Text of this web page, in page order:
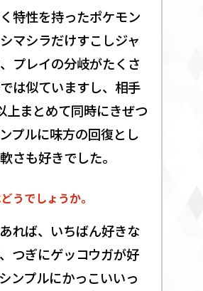
特性を持ったポケモン
マシラだけすこしジャ
プレイの分岐がたくさ
は似ていますし、相手
上まとめて同時にきぜつ
プルに味方の回復とし
さも好きでした。
うでしょうか。
れば、いちばん好きな
つぎにゲッコウガが好
ンプルにかっこいいっ